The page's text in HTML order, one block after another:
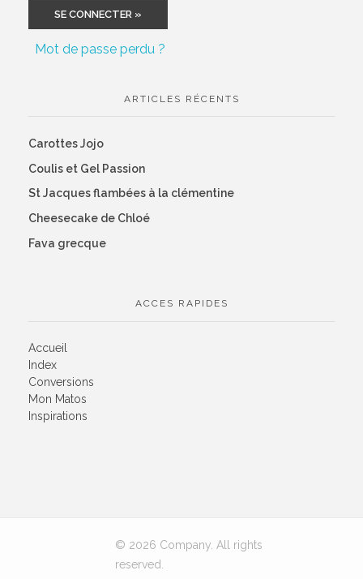
Mot de passe perdu ?
ARTICLES RÉCENTS
Carottes Jojo
Coulis et Gel Passion
St Jacques flambées à la clémentine
Cheesecake de Chloé
Fava grecque
ACCES RAPIDES
Accueil
Index
Conversions
Mon Matos
Inspirations
© 2026 Company. All rights
reserved.